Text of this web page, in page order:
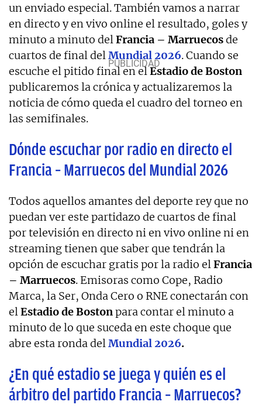
un enviado especial. También vamos a narrar
en directo y en vivo online el resultado, goles y
minuto a minuto delFrancia – Marruecosde
cuartos de final delMundial 2026. Cuando se
escuche el pitido final en elEstadio de Boston
publicaremos la crónica y actualizaremos la
noticia de cómo queda el cuadro del torneo en
las semifinales.
Dónde escuchar por radio en directo el
Francia – Marruecos del Mundial 2026
Todos aquellos amantes del deporte rey que no
puedan ver este partidazo de cuartos de final
por televisión en directo ni en vivo online ni en
streaming tienen que saber que tendrán la
opción de escuchar gratis por la radio elFrancia
– Marruecos. Emisoras como Cope, Radio
Marca, la Ser, Onda Cero o RNE conectarán con
elEstadio de Bostonpara contar el minuto a
minuto de lo que suceda en este choque que
abre esta ronda delMundial 2026.
¿En qué estadio se juega y quién es el
árbitro del partido Francia – Marruecos?